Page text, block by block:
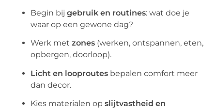
Begin bijgebruik en routines: wat doe je
waar op een gewone dag?
Werk metzones (werken, ontspannen, eten,
opbergen, doorloop).
Licht en looproutes bepalen comfort meer
dan decor.
Kies materialen opslijtvastheid en